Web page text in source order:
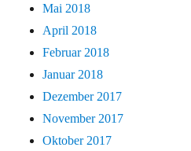
Mai 2018
April 2018
Februar 2018
Januar 2018
Dezember 2017
November 2017
Oktober 2017